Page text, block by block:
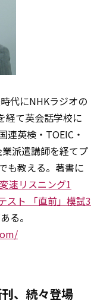
代にNHKラジオの
経て英会話学校に
連英検・TOEIC・
派遣講師を経てプ
も教える。著書に
速リスニング1
スト 「直前」模試3
る。
、続々登場